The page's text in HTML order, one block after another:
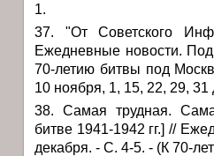
1.
37. "От Советского
Ежедневные новости.
70-летию битвы под
10 ноября, 1, 15, 22, 29, 31
38. Самая трудная.
битве 1941-1942 гг.] //
декабря. - С. 4-5. - (К 70-